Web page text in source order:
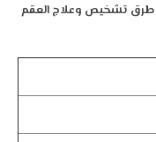
طرق تشخيص وعلاج العقم